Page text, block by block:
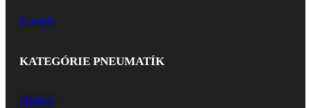
Kontakt
KATEGÓRIE PNEUMATÍK
Osobné